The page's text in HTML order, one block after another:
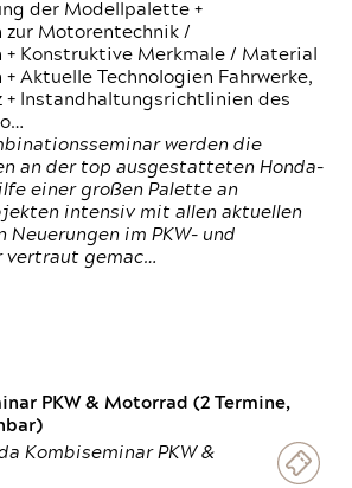
der Modellpalette +
zur Motorentechnik /
+ Konstruktive Merkmale / Material
Aktuelle Technologien Fahrwerke,
+ Instandhaltungsrichtlinien des
werden die
an der top ausgestatteten Honda-
einer großen Palette an
intensiv mit allen aktuellen
Neuerungen im PKW- und
vertraut gemac…
PKW & Motorrad (2 Termine,
Kombiseminar PKW &